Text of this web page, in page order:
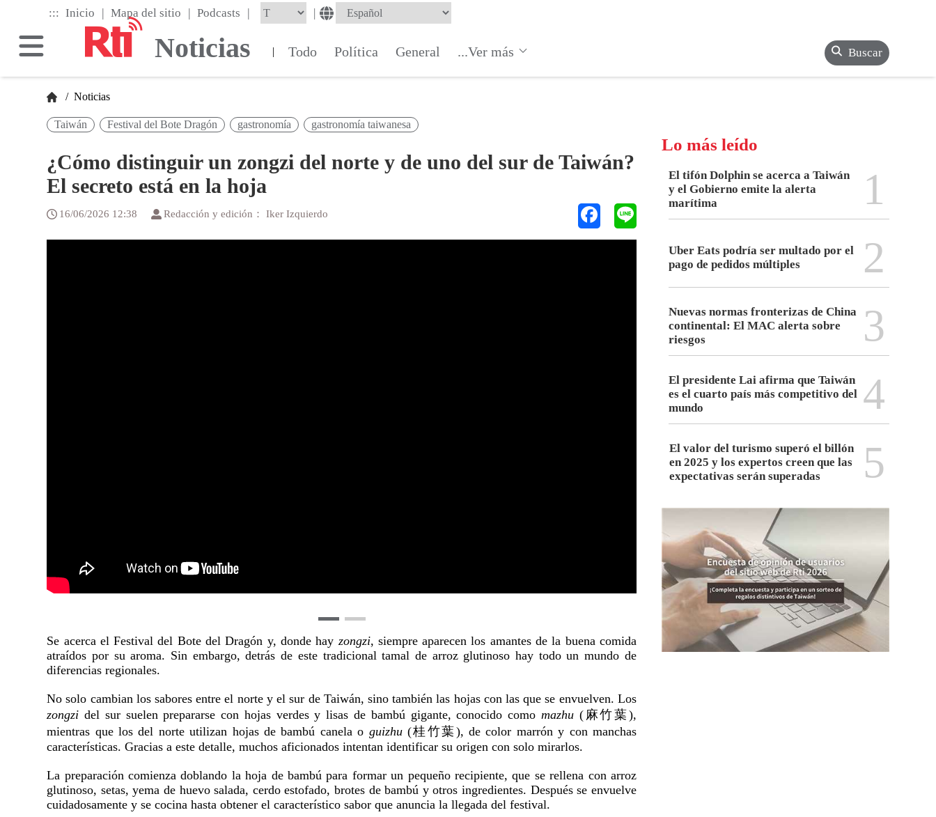
main
content
::: Inicio | Mapa del sitio | Podcasts | |
Noticias | Todo Política General ...Ver más Buscar
/ Noticias
Taiwán Festival del Bote Dragón gastronomía gastronomía taiwanesa
¿Cómo distinguir un zongzi del norte y de uno del sur de Taiwán?
El secreto está en la hoja
16/06/2026 12:38 Redacción y edición： Iker Izquierdo
Preparación de zongzi para el
Se acerca el Festival del Bote del Dragón y, donde hay zongzi, siempre aparecen los amantes de la buena comida
atraídos por su aroma. Sin embargo, detrás de este tradicional tamal de arroz glutinoso hay todo un mundo de
diferencias regionales.
No solo cambian los sabores entre el norte y el sur de Taiwán, sino también las hojas con las que se envuelven. Los
zongzi del sur suelen prepararse con hojas verdes y lisas de bambú gigante, conocido como mazhu(麻竹葉),
mientras que los del norte utilizan hojas de bambú canela o guizhu(桂竹葉), de color marrón y con manchas
características. Gracias a este detalle, muchos aficionados intentan identificar su origen con solo mirarlos.
La preparación comienza doblando la hoja de bambú para formar un pequeño recipiente, que se rellena con arroz
glutinoso, setas, yema de huevo salada, cerdo estofado, brotes de bambú y otros ingredientes. Después se envuelve
cuidadosamente y se cocina hasta obtener el característico sabor que anuncia la llegada del festival.
Lo más leído
El tifón Dolphin se acerca a Taiwán
y el Gobierno emite la alerta
marítima
1
Uber Eats podría ser multado por el
pago de pedidos múltiples
2
Nuevas normas fronterizas de China
continental: El MAC alerta sobre
riesgos
3
El presidente Lai afirma que Taiwán
es el cuarto país más competitivo del
mundo
4
El valor del turismo superó el billón
en 2025 y los expertos creen que las
expectativas serán superadas
5